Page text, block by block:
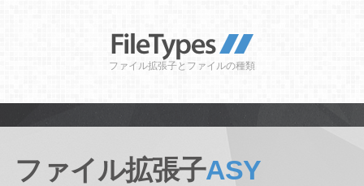
ファイル拡張子とファイルの種類
ファイル拡張子ASY